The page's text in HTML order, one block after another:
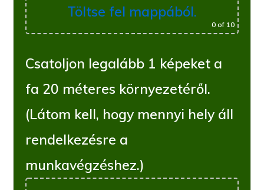
Töltse fel mappából.
0of 10
Csatoljon legalább 1 képeket a
fa 20 méteres környezetéről.
(Látom kell, hogy mennyi hely áll
rendelkezésre a
munkavégzéshez.)